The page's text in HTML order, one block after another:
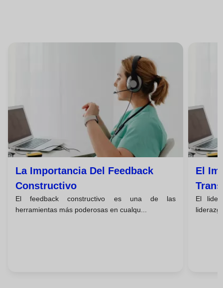
La Importancia Del Feedback
Constructivo
El feedback constructivo es una de las
herramientas más poderosas en cualqu...
El
El